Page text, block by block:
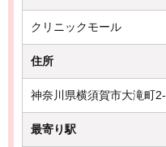
クリニックモール
住所
神奈川県横須賀市大滝町2-
最寄り駅